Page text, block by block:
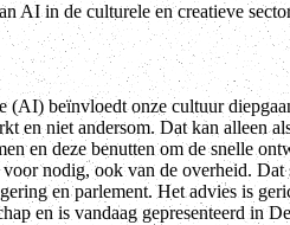
AI in de culturele en creatieve
(AI) beïnvloedt onze cultuur
en niet andersom. Dat kan alleen
en deze benutten om de snelle
nodig, ook van de overheid. Dat
en parlement. Het advies is
en is vandaag gepresenteerd in